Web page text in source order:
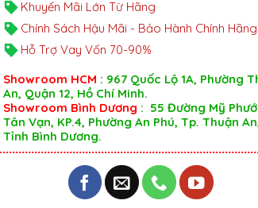
Khuyến Mãi Lớn Từ Hãng
Chính Sách Hậu Mãi - Bảo Hành Chính Hãng
Hỗ Trợ Vay Vốn 70-90%
Showroom HCM : 967 Quốc Lộ 1A, Phường
An, Quận 12, Hồ Chí Minh.
Showroom Bình Dương : 55 Đường Mỹ
Tân Vạn, KP.4, Phường An Phú, Tp. Thuận
Tỉnh Bình Dương.